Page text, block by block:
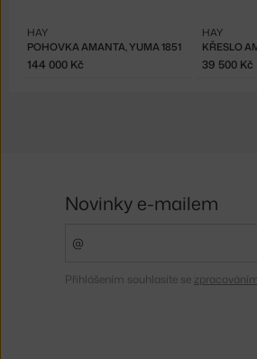
POHOVKA AMANTA, YUMA 1851
HAY
144 000 Kč
HAY
39 500 Kč
Novinky e-mailem
Přihlášením souhlasíte se